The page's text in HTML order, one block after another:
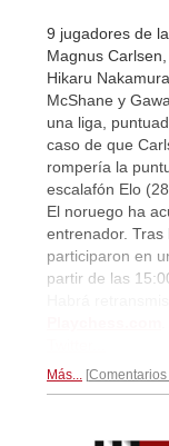
9 jugadores de
Magnus
Hikaru
McShane y
una liga,
caso de que
rompería la
escalafón Elo
El noruego ha
entrenador.
participaron en
partir de las
Más... Comentarios